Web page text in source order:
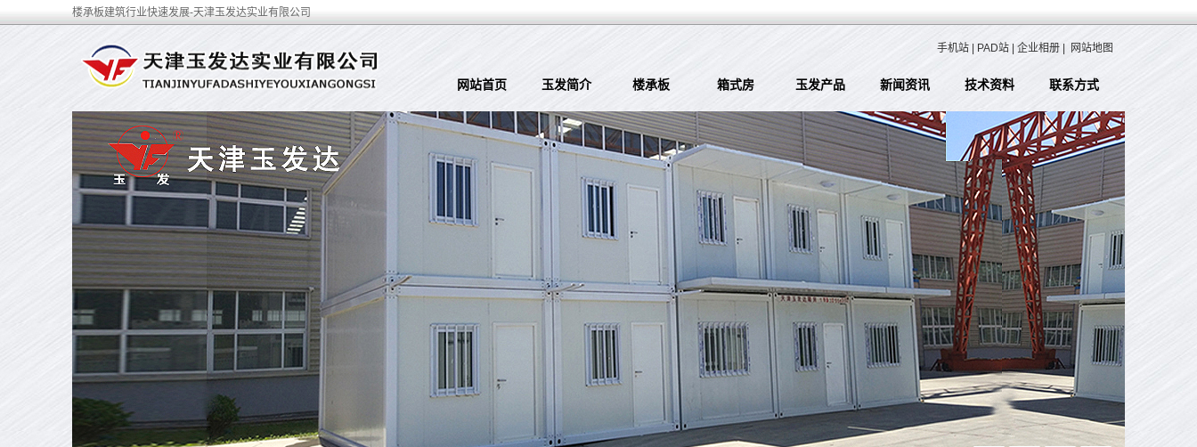
楼承板建筑行业快速发展-天津玉发达实业有限公司
手机站 PAD站 企业相册 网站地图
网站首页 玉发简介 楼承板 箱式房 玉发产品 新闻资讯 技术资料 联系方式